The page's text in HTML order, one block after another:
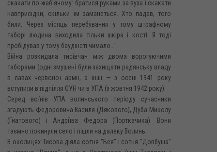
скакати по-жаб'ячому: братися руками за вуха і скакати
навприсідки, скільки їм заманеться. Хто падав, того
били. Через місяць перебування у тому штрафному
таборі людина виходила тільки шкіра і кості. Я тоді
пробідував у тому баудінсті чимало..."
Війна розкидала тисівчан між двома ворогуючими
таборами (одні змушені були захищати радянську владу
в лавах червоної армії, а інші — з осені 1941 року
вступили в підпілля ОУН чи в УПА (з жовтня 1942 року).
Серед воїнів УПА волинського періоду сучасники
згадують Федоровича Василя (Дякового), Дуба Миколу
(Гнатового) і Андріїва Федора (Порткачика). Вони
таємно покинули село і пішли на далеку Волинь.
В околицях Тисова діяла сотня "Бея" і сотня "Довбуша"